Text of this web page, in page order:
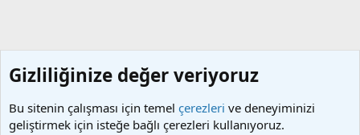
Gizliliğinize değer veriyoruz
Bu sitenin çalışması için temel çerezleri ve deneyiminizi
geliştirmek için isteğe bağlı çerezleri kullanıyoruz.